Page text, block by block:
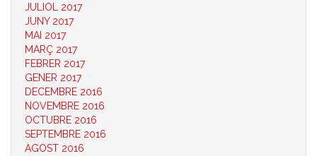
JULIOL 2017
JUNY 2017
MAI 2017
MARÇ 2017
FEBRER 2017
GENER 2017
DECEMBRE 2016
NOVEMBRE 2016
OCTUBRE 2016
SEPTEMBRE 2016
AGOST 2016